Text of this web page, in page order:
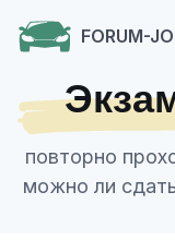
FORUM-
повторно
можно ли